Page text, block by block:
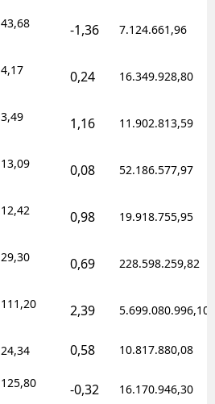
43,68 -1,36 7.124.661,96
4,17 0,24 16.349.928,80
3,49 1,16 11.902.813,59
13,09 0,08 52.186.577,97
12,42 0,98 19.918.755,95
29,30 0,69 228.598.259,82
111,20 2,39 5.699.080.996,10
24,34 0,58 10.817.880,08
125,80 -0,32 16.170.946,30